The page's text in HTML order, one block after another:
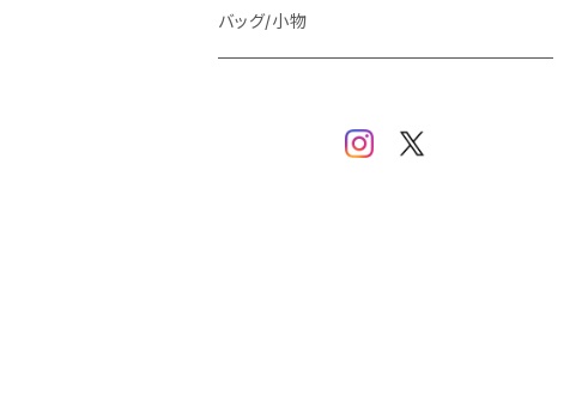
ダウン / 中綿アウター
スウェット/パーカー
ジャケット
バッグ/小物